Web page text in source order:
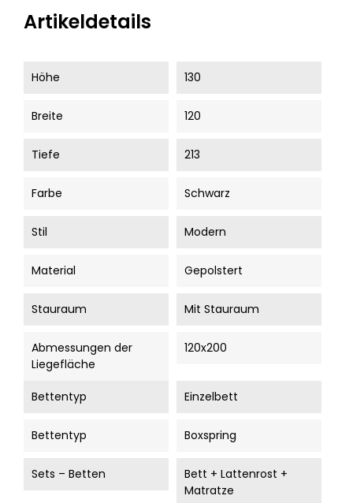
Artikeldetails
Höhe 130
Breite 120
Tiefe 213
Farbe Schwarz
Stil Modern
Material Gepolstert
Stauraum Mit Stauraum
Abmessungen der
Liegefläche
120x200
Bettentyp Einzelbett
Bettentyp Boxspring
Sets – Betten
Bett + Lattenrost +
Matratze